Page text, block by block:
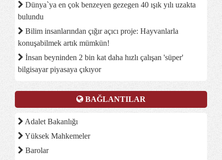
Dünya`ya en çok benzeyen gezegen 40 ışık yılı uzakta
bulundu
Bilim insanlarından çığır açıcı proje: Hayvanlarla
konuşabilmek artık mümkün!
İnsan beyninden 2 bin kat daha hızlı çalışan 'süper'
bilgisayar piyasaya çıkıyor
BAĞLANTILAR
Adalet Bakanlığı
Yüksek Mahkemeler
Barolar